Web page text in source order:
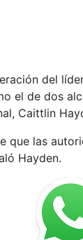
del
el de dos
Caittlin
las
Hayden.